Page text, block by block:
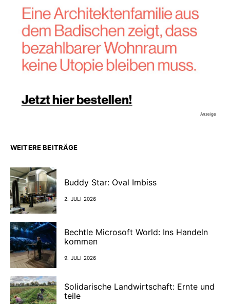
Anzeige
WEITERE BEITRÄGE
Buddy Star: Oval Imbiss
2. JULI 2026
Bechtle Microsoft World: Ins Handeln
kommen
9. JULI 2026
Solidarische Landwirtschaft: Ernte und
teile